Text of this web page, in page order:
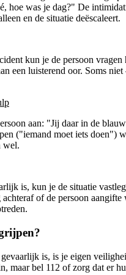
hoe was je dag?" De
en de situatie deëscaleert.
kun je de persoon vragen
een luisterend oor. Soms
aan: "Jij daar in de
("iemand moet iets doen")
wel.
is, kun je de situatie
of de persoon
is, is je eigen
maar bel 112 of zorg dat er